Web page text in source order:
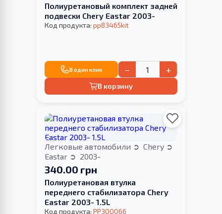
Полиуретановый комплект задней
подвески Chery Eastar 2003-
Код продукта: pp83465kit
В один клик − +
В корзину
Легковые автомобили
Chery
Eastar
2003-
340.00 грн
Полиуретановая втулка
переднего стабилизатора Chery
Eastar 2003- 1.5L
Код продукта: PP300066